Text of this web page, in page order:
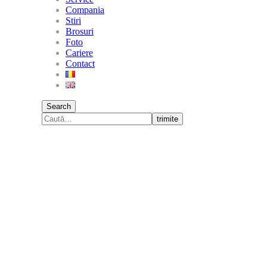
Compania
Stiri
Brosuri
Foto
Cariere
Contact
Search
trimite